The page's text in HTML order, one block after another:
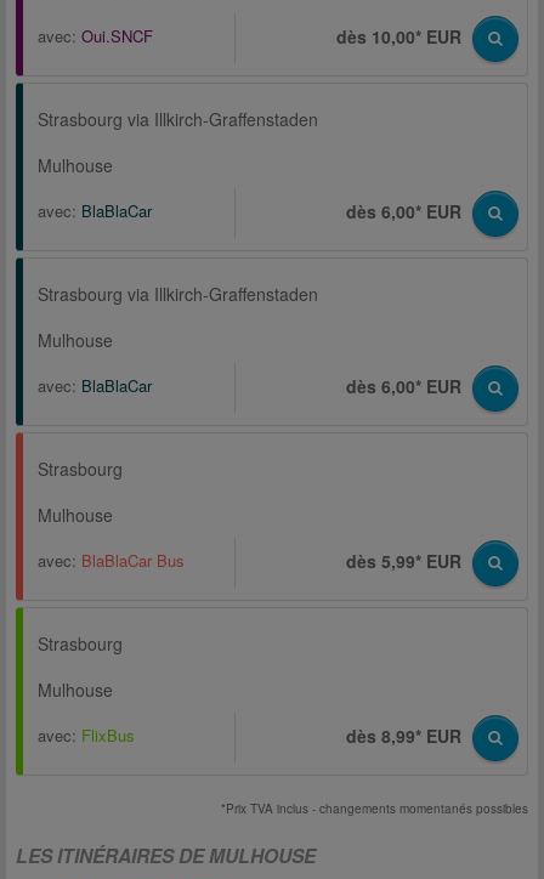
avec: Oui.SNCF dès 10,00* EUR
Strasbourg via Illkirch-Graffenstaden
Mulhouse
avec: BlaBlaCar dès 6,00* EUR
Strasbourg via Illkirch-Graffenstaden
Mulhouse
avec: BlaBlaCar dès 6,00* EUR
Strasbourg
Mulhouse
avec: BlaBlaCar Bus dès 5,99* EUR
Strasbourg
Mulhouse
avec: FlixBus dès 8,99* EUR
*Prix TVA inclus - changements momentanés possibles
LES ITINÉRAIRES DE MULHOUSE